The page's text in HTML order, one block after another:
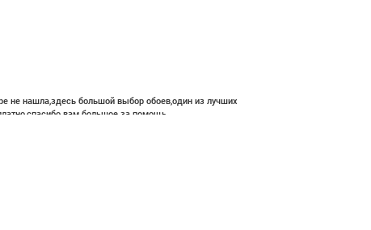
не нашла,здесь большой выбор обоев,один из лучших
вам большое за помощь.